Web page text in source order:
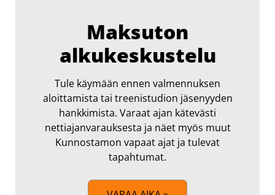
Maksuton
alkukeskustelu
Tule käymään ennen valmennuksen
aloittamista tai treenistudion jäsenyyden
hankkimista. Varaat ajan kätevästi
nettiajanvarauksesta ja näet myös muut
Kunnostamon vapaat ajat ja tulevat
tapahtumat.